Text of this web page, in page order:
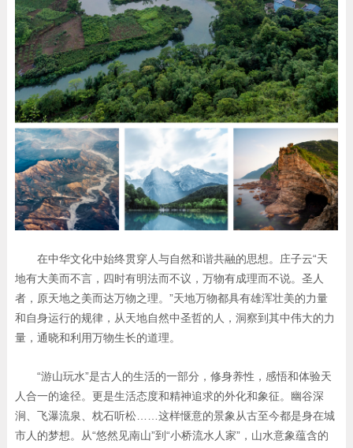
在中华文化中始终贯穿人与自然和谐共融的思想。庄子云“天
地有大美而不言，四时有明法而不议，万物有成理而不说。圣人
者，原天地之美而达万物之理。”天地万物都具有雄浑壮美的力量
和自身运行的规律，从天地自然中圣哲的人，洞察到其中伟大的力
量，通晓和利用万物生长的道理。
“游山玩水”是古人的生活的一部分，修身养性，感悟和体验天
人合一的途径。更是生活态度和精神追求的外化和象征。幽谷深
涧、飞瀑流泉、枕石听松……这样惬意的景象从古至今都是身在城
市人的梦想。从“悠然见南山”到“小桥流水人家”，山水意象蕴含的